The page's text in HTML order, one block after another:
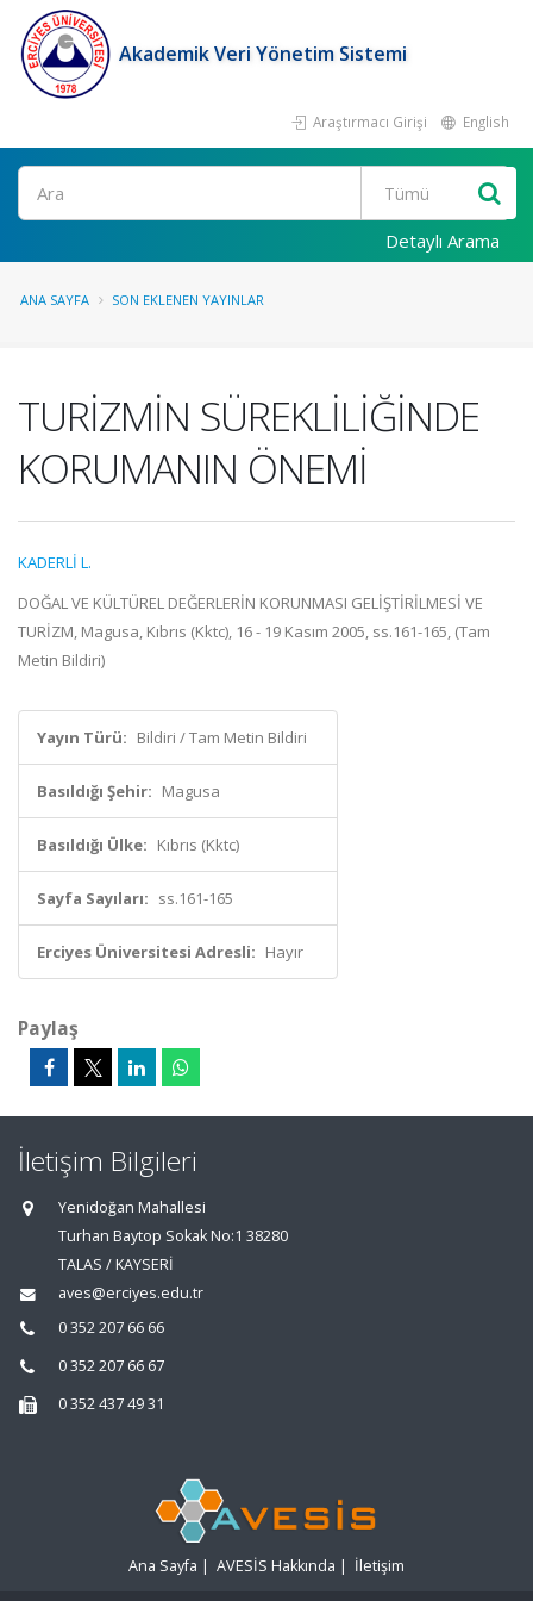
Akademik Veri Yönetim Sistemi
Araştırmacı Girişi English
Ara
Detaylı Arama
ANA SAYFA SON EKLENEN YAYINLAR
TURİZMİN SÜREKLİLİĞİNDE
KORUMANIN ÖNEMİ
KADERLİ L.
DOĞAL VE KÜLTÜREL DEĞERLERİN KORUNMASI GELİŞTİRİLMESİ VE
TURİZM, Magusa, Kıbrıs (Kktc), 16 - 19 Kasım 2005, ss.161-165, (Tam
Metin Bildiri)
Yayın Türü: Bildiri / Tam Metin Bildiri
Basıldığı Şehir: Magusa
Basıldığı Ülke: Kıbrıs (Kktc)
Sayfa Sayıları: ss.161-165
Erciyes Üniversitesi Adresli: Hayır
Paylaş
İletişim Bilgileri
Yenidoğan Mahallesi
Turhan Baytop Sokak No:1 38280
TALAS / KAYSERİ
aves@erciyes.edu.tr
0 352 207 66 66
0 352 207 66 67
0 352 437 49 31
Ana Sayfa | AVESİS Hakkında | İletişim